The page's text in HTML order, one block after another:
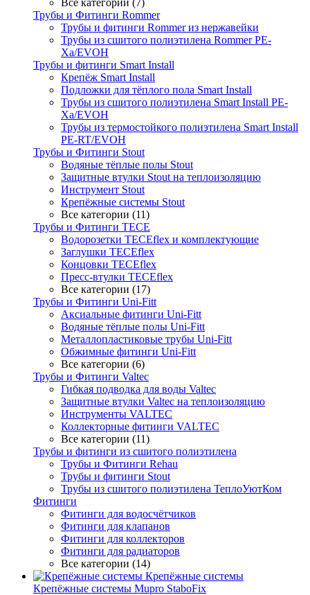
Все категории (7)
Трубы и Фитинги Rommer
Трубы и фитинги Rommer из нержавейки
Трубы из сшитого полиэтилена Rommer PE-
Xa/EVOH
Трубы и фитинги Smart Install
Крепёж Smart Install
Подложки для тёплого пола Smart Install
Трубы из сшитого полиэтилена Smart Install PE-
Xa/EVOH
Трубы из термостойкого полиэтилена Smart Install
PE-RT/EVOH
Трубы и Фитинги Stout
Водяные тёплые полы Stout
Защитные втулки Stout на теплоизоляцию
Инструмент Stout
Крепёжные системы Stout
Все категории (11)
Трубы и Фитинги TECE
Водорозетки TECEflex и комплектующие
Заглушки TECEflex
Концовки TECEflex
Пресс-втулки TECEflex
Все категории (17)
Трубы и Фитинги Uni-Fitt
Аксиальные фитинги Uni-Fitt
Водяные тёплые полы Uni-Fitt
Металлопластиковые трубы Uni-Fitt
Обжимные фитинги Uni-Fitt
Все категории (6)
Трубы и Фитинги Valtec
Гибкая подводка для воды Valtec
Защитные втулки Valtec на теплоизоляцию
Инструменты VALTEC
Коллекторные фитинги VALTEC
Все категории (11)
Трубы и фитинги из сшитого полиэтилена
Трубы и Фитинги Rehau
Трубы и фитинги Stout
Трубы из сшитого полиэтилена ТеплоУютКом
Фитинги
Фитинги для водосчётчиков
Фитинги для клапанов
Фитинги для коллекторов
Фитинги для радиаторов
Все категории (14)
Крепёжные системы
Крепёжные системы Mupro StaboFix